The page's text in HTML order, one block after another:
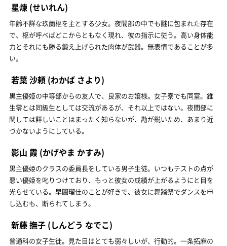
星煉 (せいれん)
年齢不詳な玖蘭枢を主とする少女。夜間部の中でも謎に包まれた存在
で、枢が呼べばどこからともなく現れ、彼の指示に従う。高い身体能
力とそれにも勝る鍛え上げられた肉体が武器。無表情であることが多
い。
若葉 沙頼 (わかば さより)
黒主優姫の中等部からの友人で、良家のお嬢様。女子寮でも同室。錐
生零とは同級生としては交流があるが、それ以上ではない。夜間部に
関しては詳しいことはまったく知らないが、勘が鋭いため、あまり近
づかないようにしている。
影山 霞 (かげやま かすみ)
黒主優姫のクラスの委員長をしている男子生徒。いつもテストの点が
悪い優姫を叱りつけており、もっと彼女の成績が上がるようにと目を
光らせている。早園瑠佳のことが好きで、彼女に舞踏祭でダンスを申
し込むも、断られてしまう。
新藤 撫子 (しんどう なでこ)
普通科の女子生徒。見た目はとても弱々しいが、行動的。一条拓麻の